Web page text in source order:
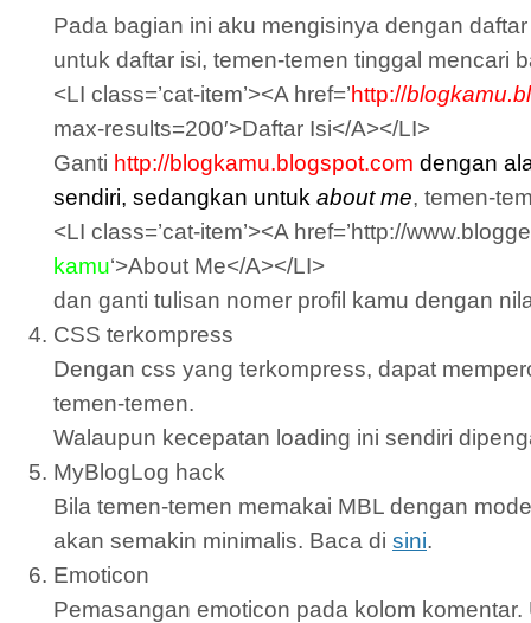
Pada bagian ini aku mengisinya dengan
untuk daftar isi, temen-temen tinggal mencari
<LI class=’cat-item’><A href=’http://
max-results=200′>Daftar Isi</A></LI>
Ganti http://blogkamu.blogspot.com dengan
sendiri, sedangkan untuk about me, temen-
<LI class=’cat-item’><A href=’http://
kamu‘>About Me</A></LI>
dan ganti tulisan nomer profil kamu dengan
CSS terkompress
Dengan css yang terkompress, dapat
temen-temen.
Walaupun kecepatan loading ini sendiri
MyBlogLog hack
Bila temen-temen memakai MBL dengan
akan semakin minimalis. Baca di sini.
Emoticon
Pemasangan emoticon pada kolom